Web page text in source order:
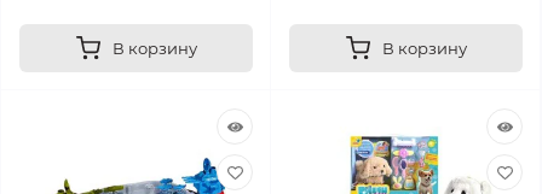
В корзину В корзину